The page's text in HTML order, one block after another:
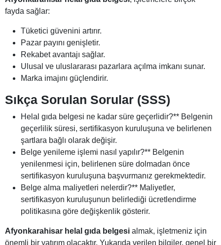
fayda sağlar:
Tüketici güvenini artırır.
Pazar payını genişletir.
Rekabet avantajı sağlar.
Ulusal ve uluslararası pazarlara açılma imkanı sunar.
Marka imajını güçlendirir.
Sıkça Sorulan Sorular (SSS)
Helal gıda belgesi ne kadar süre geçerlidir?** Belgenin
geçerlilik süresi, sertifikasyon kuruluşuna ve belirlenen
şartlara bağlı olarak değişir.
Belge yenileme işlemi nasıl yapılır?** Belgenin
yenilenmesi için, belirlenen süre dolmadan önce
sertifikasyon kuruluşuna başvurmanız gerekmektedir.
Belge alma maliyetleri nelerdir?** Maliyetler,
sertifikasyon kuruluşunun belirlediği ücretlendirme
politikasına göre değişkenlik gösterir.
Afyonkarahisar helal gıda belgesi almak, işletmeniz için
önemli bir yatırım olacaktır. Yukarıda verilen bilgiler, genel bir